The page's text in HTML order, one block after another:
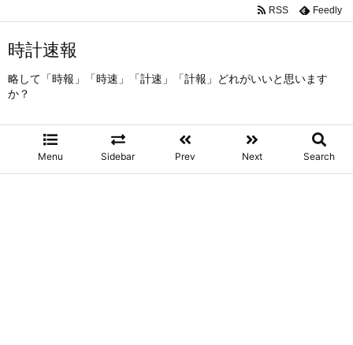
時計速報
略して「時報」「時速」「計速」「計報」どれがいいと思います
か？
Menu Sidebar Prev Next Search
RSS Feedly